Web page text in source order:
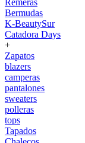
Remeras
Bermudas
K-BeautySur
Catadora Days
+
Zapatos
blazers
camperas
pantalones
sweaters
polleras
tops
Tapados